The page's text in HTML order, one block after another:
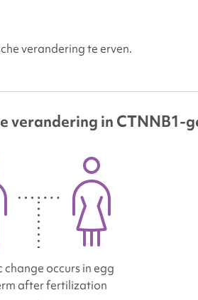
verandering te erven.
verandering in CTNNB1-
change occurs in egg
after fertilization